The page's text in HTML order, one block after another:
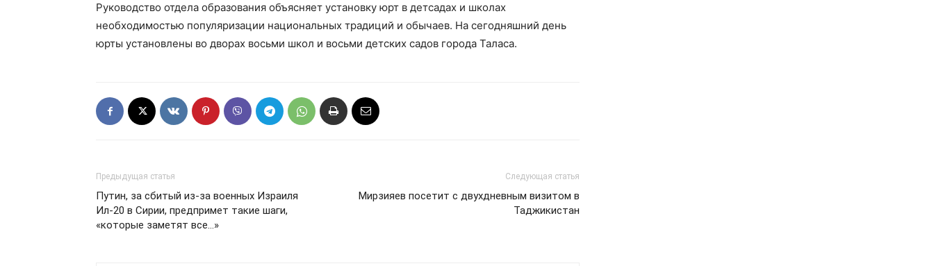
Руководство отдела образования объясняет установку юрт в детсадах и школах
необходимостью популяризации национальных традиций и обычаев. На сегодняшний день
юрты установлены во дворах восьми школ и восьми детских садов города Таласа.
Предыдущая статья
Путин, за сбитый из-за военных Израиля
Ил-20 в Сирии, предпримет такие шаги,
«которые заметят все…»
Следующая статья
Мирзияев посетит с двухдневным визитом в
Таджикистан